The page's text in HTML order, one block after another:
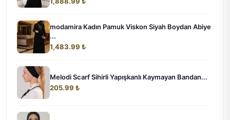
modamira Kadın Pamuk Viskon Siyah Boydan Abiye
...
1,483.99 ₺
Melodi Scarf Sihirli Yapışkanlı Kaymayan Bandan...
205.99 ₺